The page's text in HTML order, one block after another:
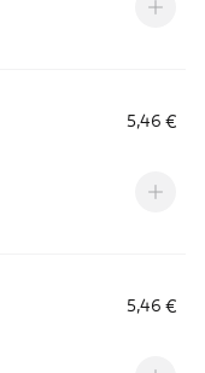
5,46 €
5,46 €